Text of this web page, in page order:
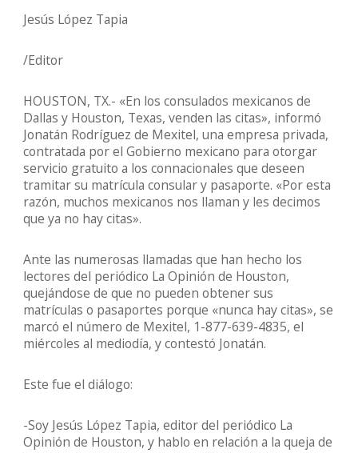
Jesús López Tapia
/Editor
HOUSTON, TX.- «En los consulados mexicanos de
Dallas y Houston, Texas, venden las citas», informó
Jonatán Rodríguez de Mexitel, una empresa privada,
contratada por el Gobierno mexicano para otorgar
servicio gratuito a los connacionales que deseen
tramitar su matrícula consular y pasaporte. «Por esta
razón, muchos mexicanos nos llaman y les decimos
que ya no hay citas».
Ante las numerosas llamadas que han hecho los
lectores del periódico La Opinión de Houston,
quejándose de que no pueden obtener sus
matrículas o pasaportes porque «nunca hay citas», se
marcó el número de Mexitel, 1-877-639-4835, el
miércoles al mediodía, y contestó Jonatán.
Este fue el diálogo:
-Soy Jesús López Tapia, editor del periódico La
Opinión de Houston, y hablo en relación a la queja de